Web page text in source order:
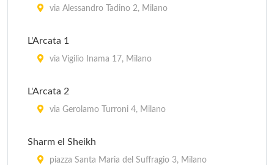
via Alessandro Tadino 2, Milano
L'Arcata 1
via Vigilio Inama 17, Milano
L'Arcata 2
via Gerolamo Turroni 4, Milano
Sharm el Sheikh
piazza Santa Maria del Suffragio 3, Milano